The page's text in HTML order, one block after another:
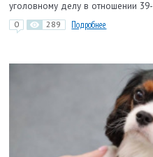
уголовному делу в отношении 39-
0 289 Подробнее